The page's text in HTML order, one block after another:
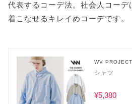
代表するコーデ法。社会人コーデ
着こなせるキレイめコーデです。
WV
シャツ
¥5,380